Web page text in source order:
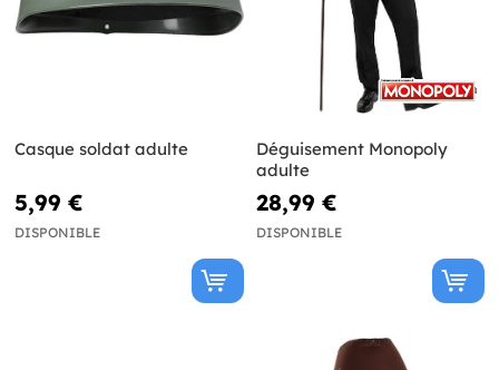
Casque soldat adulte
5,99 €
DISPONIBLE
Déguisement Monopoly
adulte
28,99 €
DISPONIBLE